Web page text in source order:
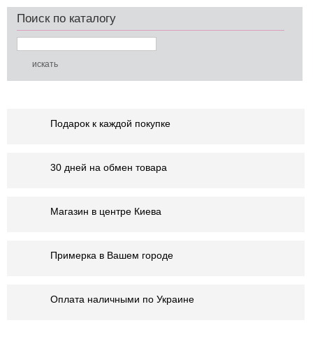
Поиск по каталогу
Подарок к каждой покупке
30 дней на обмен товара
Магазин в центре Киева
Примерка в Вашем городе
Оплата наличными по Украине